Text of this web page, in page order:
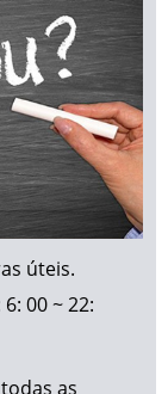
úteis.
00 ~ 22:
as